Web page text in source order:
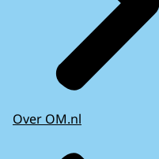
Over OM.nl